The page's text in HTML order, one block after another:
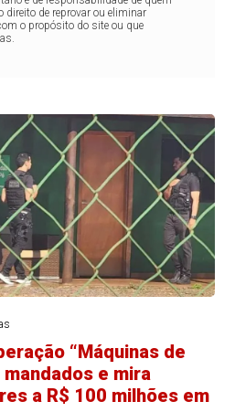
direito de reprovar ou eliminar
o propósito do site ou que
“Máquinas de
e mira
a R$ 100 milhões em